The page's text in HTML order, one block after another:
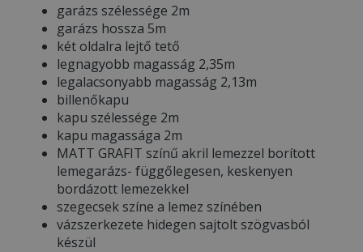
garázs szélessége 2m
garázs hossza 5m
két oldalra lejtő tető
legnagyobb magasság 2,35m
legalacsonyabb magasság 2,13m
billenőkapu
kapu szélessége 2m
kapu magassága 2m
MATT GRAFIT színű akril lemezzel borított
lemegarázs- függőlegesen, keskenyen
bordázott lemezekkel
szegecsek színe a lemez színében
vázszerkezete hidegen sajtolt szögvasból
készül